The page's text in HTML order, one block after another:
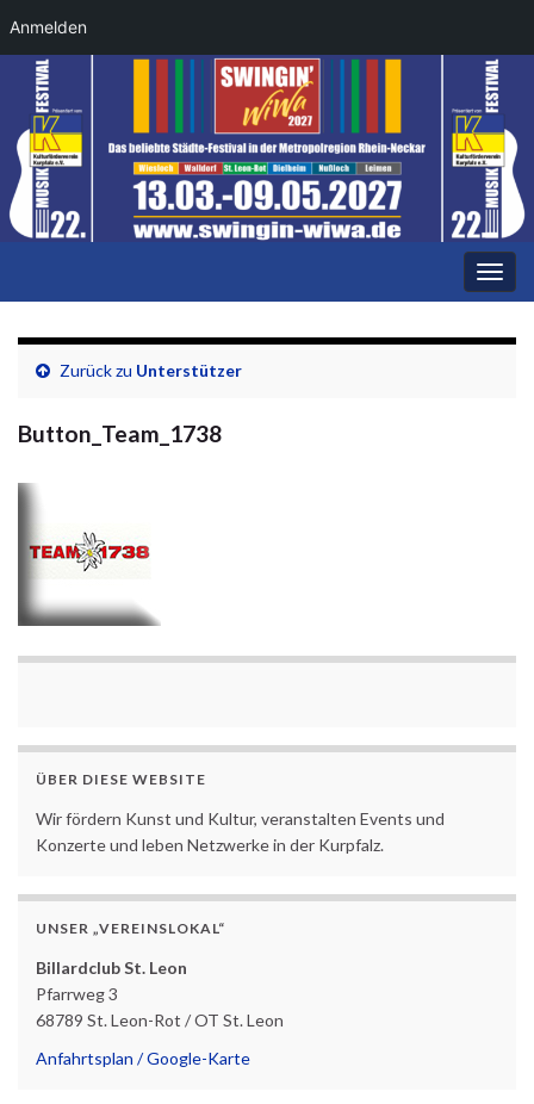
Anmelden
Zurück zu Unterstützer
Button_Team_1738
ÜBER DIESE WEBSITE
Wir fördern Kunst und Kultur, veranstalten Events und
Konzerte und leben Netzwerke in der Kurpfalz.
UNSER „VEREINSLOKAL“
Billardclub St. Leon
Pfarrweg 3
68789 St. Leon-Rot / OT St. Leon
Anfahrtsplan / Google-Karte